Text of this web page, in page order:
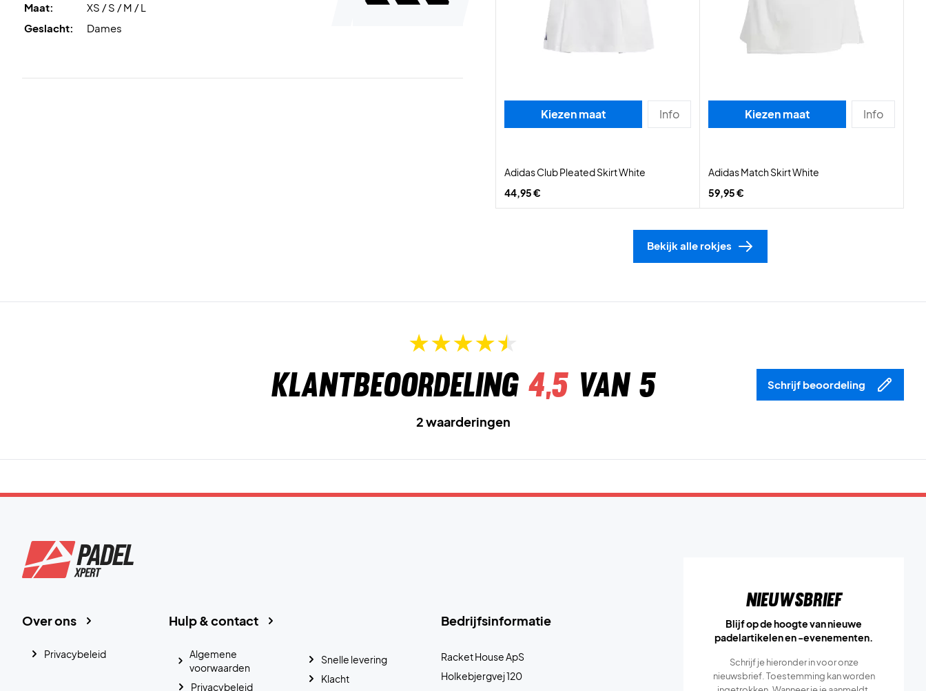
Maat:
XS / S / M / L
Geslacht:
Dames
Kiezen maat Info
Adidas Club Pleated Skirt White
44,95 €
Kiezen maat Info
Adidas Match Skirt White
59,95 €
Bekijk alle rokjes
Klantbeoordeling 4,5van 5 Schrijf beoordeling
2 waarderingen
Bedrijfsinformatie
Racket House ApS
Holkebjergvej 120
Hulp & contact
Algemene
voorwaarden
Privacybeleid
Snelle levering
Klacht
Over ons
Privacybeleid
Nieuwsbrief
Blijf op de hoogte van nieuwe
padelartikelen en -evenementen.
Schrijf je hieronder in voor onze
nieuwsbrief. Toestemming kan worden